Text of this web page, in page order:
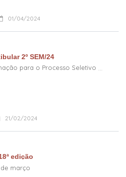
01/04/2024
2º SEM/24
para o Processo Seletivo
21/02/2024
edição
março